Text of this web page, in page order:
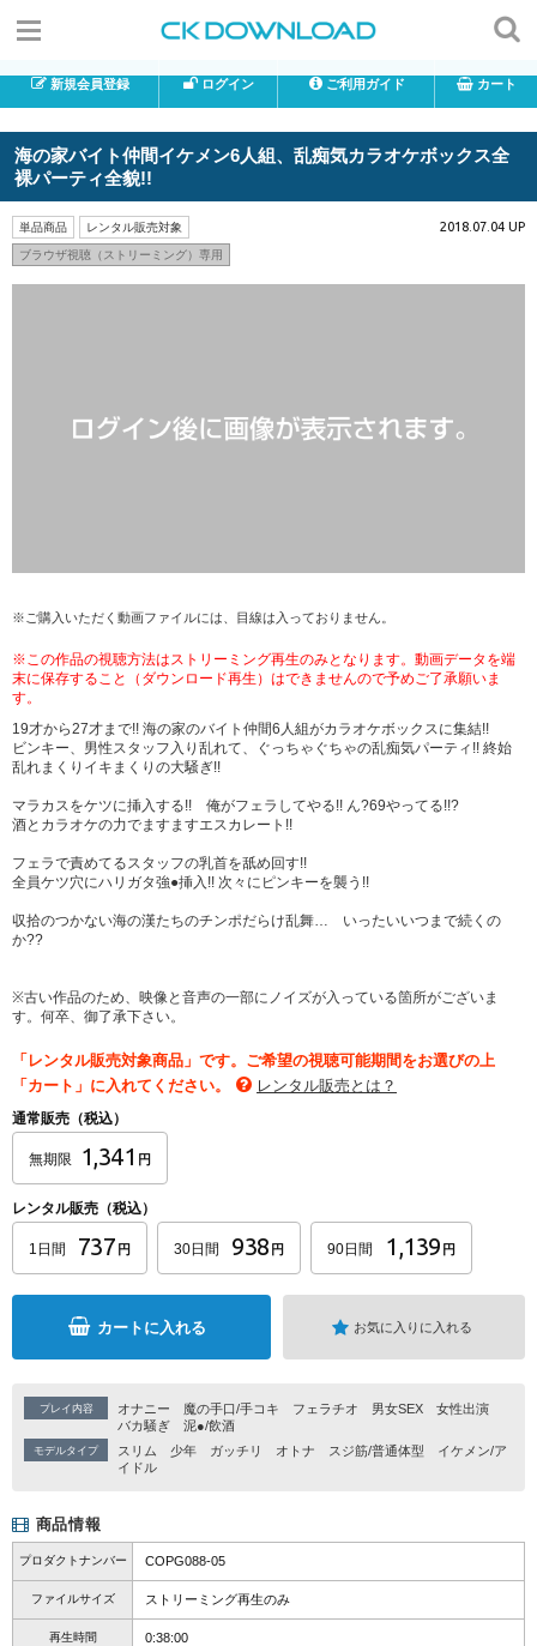
新規会員登録 ログイン ご利用ガイド カート
海の家バイト仲間イケメン6人組、乱痴気カラオケボックス全
裸パーティ全貌!!
単品商品 レンタル販売対象
ブラウザ視聴（ストリーミング）専用
2018.07.04 UP
※ご購入いただく動画ファイルには、目線は入っておりません。
※この作品の視聴方法はストリーミング再生のみとなります。動画データを端
末に保存すること（ダウンロード再生）はできませんので予めご了承願いま
す。
19才から27才まで!! 海の家のバイト仲間6人組がカラオケボックスに集結!!
ビンキー、男性スタッフ入り乱れて、ぐっちゃぐちゃの乱痴気パーティ!! 終始
乱れまくりイキまくりの大騒ぎ!!
マラカスをケツに挿入する!! 俺がフェラしてやる!! ん?69やってる!!?
酒とカラオケの力でますますエスカレート!!
フェラで責めてるスタッフの乳首を舐め回す!!
全員ケツ穴にハリガタ強●挿入!! 次々にピンキーを襲う!!
収拾のつかない海の漢たちのチンポだらけ乱舞… いったいいつまで続くの
か??
※古い作品のため、映像と音声の一部にノイズが入っている箇所がございま
す。何卒、御了承下さい。
「レンタル販売対象商品」です。ご希望の視聴可能期間をお選びの上
「カート」に入れてください。
レンタル販売とは？
通常販売（税込）
無期限 1,341 円
レンタル販売（税込）
1日間 737 円 30日間 938 円 90日間 1,139 円
カートに入れる お気に入りに入れる
プレイ内容 オナニー 魔の手口/手コキ フェラチオ 男女SEX
女性出演
バカ騒ぎ
泥●/飲酒
モデルタイプ スリム 少年 ガッチリ オトナ スジ筋/普通体型
イケメン/ア
イドル
商品情報
プロダクトナンバー COPG088-05
ファイルサイズ ストリーミング再生のみ
再生時間 0:38:00